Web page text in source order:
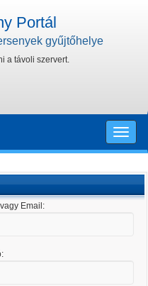
Portál
gyűjtőhelye
a távoli szervert.
Toggle
Email: